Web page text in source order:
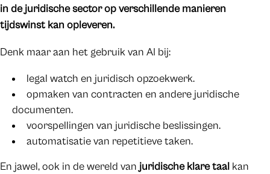
in de juridische sector op verschillende manieren
tijdswinst kan opleveren.
Denk maar aan het gebruik van AI bij:
legal watch en juridisch opzoekwerk.
opmaken van contracten en andere juridische
documenten.
voorspellingen van juridische beslissingen.
automatisatie van repetitieve taken.
En jawel, ook in de wereld vanjuridische klare taal kan